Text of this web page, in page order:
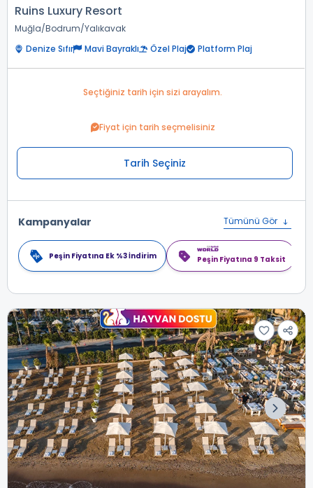
Ruins Luxury Resort
Muğla Bodrum Yalıkavak
Denize Sıfır
Mavi Bayraklı Özel Plaj Platform Plaj
Seçtiğiniz tarih için sizi arayalım.
Fiyat için tarih seçmelisiniz
Tarih Seçiniz
Kampanyalar Tümünü Gör
Peşin Fiyatına Ek %3 İndirim Peşin Fiyatına 9 Taksit